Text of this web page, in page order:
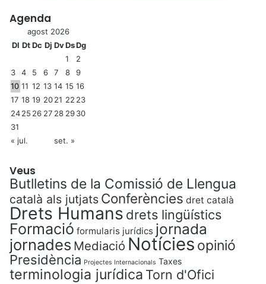
Agenda
agost 2026
Dl DtDc Dj DvDsDg
1
2
3
4 5 6 7 8
9
10 11 12 13 14 15 16
17 18 19 2021 22 23
2425 26 27 28 2930
31
« jul.
set. »
Veus
Butlletins de la Comissió de Llengua
català als jutjats Conferències dret català
Drets Humans drets lingüístics
Formació formularis jurídics jornada
jornades Mediació Notícies opinió
Presidència Projectes Internacionals Taxes
terminologia jurídica Torn d'Ofici